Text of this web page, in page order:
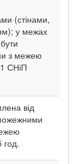
(стінами,
у межах
з межею
1 СНіП
від
год.